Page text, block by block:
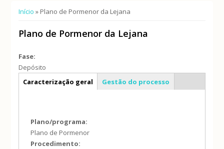
Está aqui
Início » Plano de Pormenor da Lejana
Plano de Pormenor da Lejana
Fase:
Depósito
Info geral
Caracterização geral Gestão do processo
Plano/programa:
Plano de Pormenor
Procedimento: